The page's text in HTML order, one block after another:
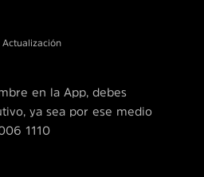
Actualización
en la App, debes
ya sea por ese medio
1110